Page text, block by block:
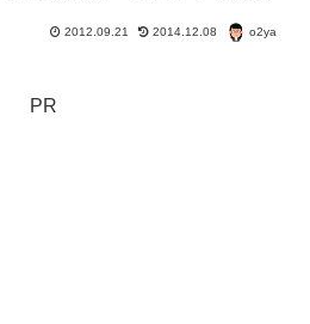
出かけたので、定価の半額250円であ
る。 レジでは、そのスーパーのポイン
2012.09.21 2014.12.08 o2ya
PR